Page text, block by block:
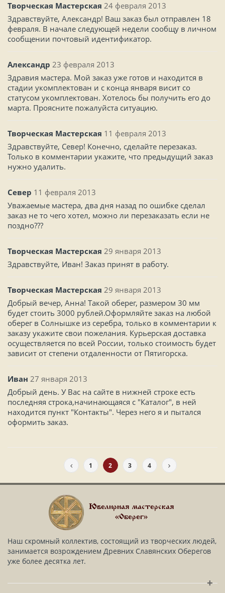
Творческая Мастерская 24 февраля 2013
Здравствуйте, Александр! Ваш заказ был отправлен 18
февраля. В начале следующей недели сообщу в личном
сообщении почтовый идентификатор.
Александр 23 февраля 2013
Здравия мастера. Мой заказ уже готов и находится в
стадии укомплектован и с конца января висит со
статусом укомплектован. Хотелось бы получить его до
марта. Проясните пожалуйста ситуацию.
Творческая Мастерская 11 февраля 2013
Здравствуйте, Север! Конечно, сделайте перезаказ.
Только в комментарии укажите, что предыдущий заказ
нужно удалить.
Север 11 февраля 2013
Уважаемые мастера, два дня назад по ошибке сделал
заказ не то чего хотел, можно ли перезаказать если не
поздно???
Творческая Мастерская 29 января 2013
Здравствуйте, Иван! Заказ принят в работу.
Творческая Мастерская 29 января 2013
Добрый вечер, Анна! Такой оберег, размером 30 мм
будет стоить 3000 рублей.Оформляйте заказ на любой
оберег в Солнышке из серебра, только в комментарии к
заказу укажите свои пожелания. Курьерская доставка
осуществляется по всей России, только стоимость будет
зависит от степени отдаленности от Пятигорска.
Иван 27 января 2013
Добрый день. У Вас на сайте в нижней строке есть
последняя строка,начинающаяся с "Каталог", в ней
находится пункт "Контакты". Через него я и пытался
оформить заказ.
1 2 3 4
Ювелирная мастерская
«Оберег»
Наш скромный коллектив, состоящий из творческих людей,
занимается возрождением Древних Славянских Оберегов
уже более десятка лет.
+